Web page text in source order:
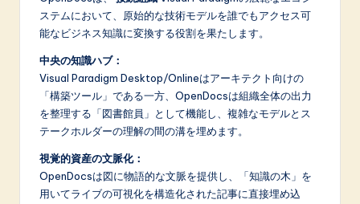
ステムにおいて、原始的な技術モデルを誰でもアクセス可
能なビジネス知識に変換する役割を果たします。
中央の知識ハブ：
Visual Paradigm Desktop/Onlineはアーキテクト向けの
「構築ツール」である一方、OpenDocsは組織全体の出力
を整理する「図書館員」として機能し、複雑なモデルとス
テークホルダーの理解の間の溝を埋めます。
視覚的資産の文脈化：
OpenDocsは図に物語的な文脈を提供し、「知識の木」を
用いてライブの可視化を構造化された記事に直接埋め込